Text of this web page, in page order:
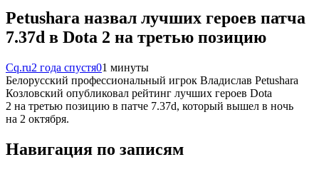
Petushara назвал лучших героев патча
7.37d в Dota 2 на третью позицию
Cq.ru2 года спустя01 минуты
Белорусский профессиональный игрок Владислав Petushara
Козловский опубликовал рейтинг лучших героев Dota
2 на третью позицию в патче 7.37d, который вышел в ночь
на 2 октября.
Навигация по записям